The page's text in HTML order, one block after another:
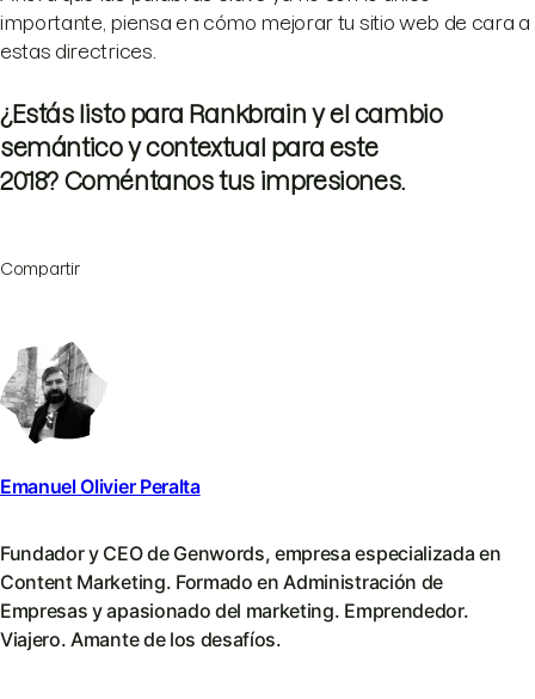
importante, piensa en cómo mejorar tu sitio web de cara a
estas directrices.
¿Estás listo para Rankbrain y el cambio
semántico y contextual para este
2018? Coméntanos tus impresiones.
Compartir
Emanuel Olivier Peralta
Fundador y CEO de Genwords, empresa especializada en
Content Marketing. Formado en Administración de
Empresas y apasionado del marketing. Emprendedor.
Viajero. Amante de los desafíos.